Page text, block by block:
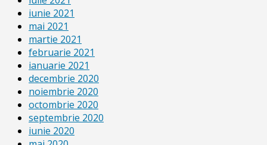
iunie 2021
mai 2021
martie 2021
februarie 2021
ianuarie 2021
decembrie 2020
noiembrie 2020
octombrie 2020
septembrie 2020
iunie 2020